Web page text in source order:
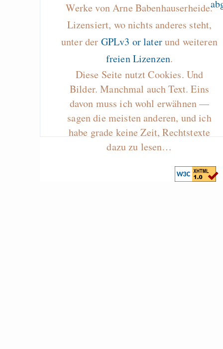
Werke von Arne Babenhauserheide.
Lizensiert, wo nichts anderes steht,
unter der GPLv3 or laterund weiteren
freien Lizenzen.
Diese Seite nutzt Cookies. Und
Bilder. Manchmal auch Text. Eins
davon muss ich wohl erwähnen —
sagen die meisten anderen, und ich
habe grade keine Zeit, Rechtstexte
dazu zu lesen…